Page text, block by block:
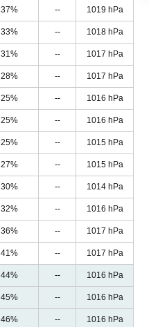
37% -- 1019 hPa
33% -- 1018 hPa
31% -- 1017 hPa
28% -- 1017 hPa
25% -- 1016 hPa
25% -- 1016 hPa
25% -- 1015 hPa
27% -- 1015 hPa
30% -- 1014 hPa
32% -- 1016 hPa
36% -- 1017 hPa
41% -- 1017 hPa
44% -- 1016 hPa
45% -- 1016 hPa
46% -- 1016 hPa